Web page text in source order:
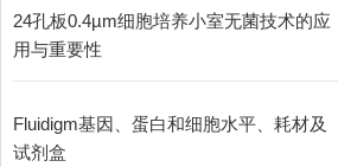
24孔板0.4µm细胞培养小室无菌技术的应
用与重要性
Fluidigm基因、蛋白和细胞水平、耗材及
试剂盒